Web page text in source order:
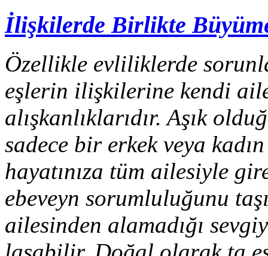
İlişkilerde Birlikte
Özellikle evliliklerde
eşlerin ilişkilerine kendi
alışkanlıklarıdır. Aşık
sadece bir erkek veya
hayatınıza tüm ailesiyle
ebeveyn sorumluluğunu
ailesinden alamadığı